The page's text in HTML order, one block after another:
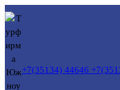
Перейти
+7(35134) 44646